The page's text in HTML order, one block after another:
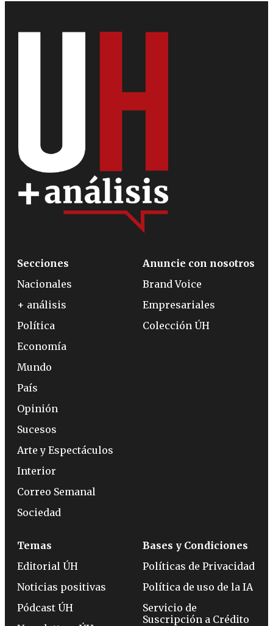
Secciones
Nacionales
+ análisis
Política
Economía
Mundo
País
Opinión
Sucesos
Arte y Espectáculos
Interior
Correo Semanal
Sociedad
Anuncie con nosotros
Brand Voice
Empresariales
Colección ÚH
Temas
Editorial ÚH
Noticias positivas
Pódcast ÚH
Bases y Condiciones
Políticas de Privacidad
Política de uso de la IA
Servicio de
Suscripción a Crédito